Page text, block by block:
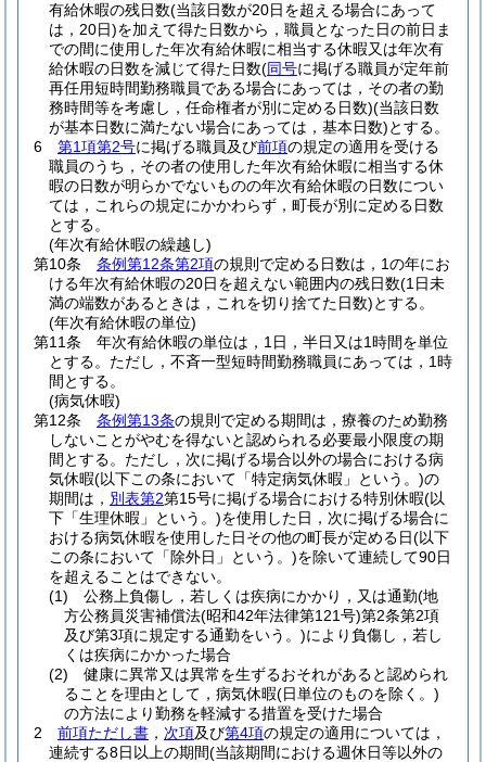
有給休暇の残日数(当該日数が20日を超える場合にあって
は，20日)を加えて得た日数から，職員となった日の前日ま
での間に使用した年次有給休暇に相当する休暇又は年次有
給休暇の日数を減じて得た日数(同号に掲げる職員が定年前
再任用短時間勤務職員である場合にあっては，その者の勤
務時間等を考慮し，任命権者が別に定める日数)(当該日数
が基本日数に満たない場合にあっては，基本日数)とする。
6
第1項第2号に掲げる職員及び前項の規定の適用を受ける
職員のうち，その者の使用した年次有給休暇に相当する休
暇の日数が明らかでないものの年次有給休暇の日数につい
ては，これらの規定にかかわらず，町長が別に定める日数
とする。
(年次有給休暇の繰越し)
第10条
条例第12条第2項の規則で定める日数は，1の年にお
ける年次有給休暇の20日を超えない範囲内の残日数(1日未
満の端数があるときは，これを切り捨てた日数)とする。
(年次有給休暇の単位)
第11条
年次有給休暇の単位は，1日，半日又は1時間を単位
とする。 ただし，不斉一型短時間勤務職員にあっては，1時
間とする。
(病気休暇)
第12条
条例第13条の規則で定める期間は，療養のため勤務
しないことがやむを得ないと認められる必要最小限度の期
間とする。 ただし，次に掲げる場合以外の場合における病
気休暇(以下この条において「特定病気休暇」という。)の
期間は， 別表第2第15号に掲げる場合における特別休暇(以
下「生理休暇」という。)を使用した日，次に掲げる場合に
おける病気休暇を使用した日その他の町長が定める日(以下
この条において「除外日」という。)を除いて連続して90日
を超えることはできない。
(1)
公務上負傷し，若しくは疾病にかかり，又は通勤(地
方公務員災害補償法(昭和42年法律第121号)第2条第2項
及び第3項に規定する通勤をいう。)により負傷し，若し
くは疾病にかかった場合
(2)
健康に異常又は異常を生ずるおそれがあると認められ
ることを理由として，病気休暇(日単位のものを除く。)
の方法により勤務を軽減する措置を受けた場合
2
前項ただし書 ， 次項及び第4項の規定の適用については，
連続する8日以上の期間(当該期間における週休日等以外の